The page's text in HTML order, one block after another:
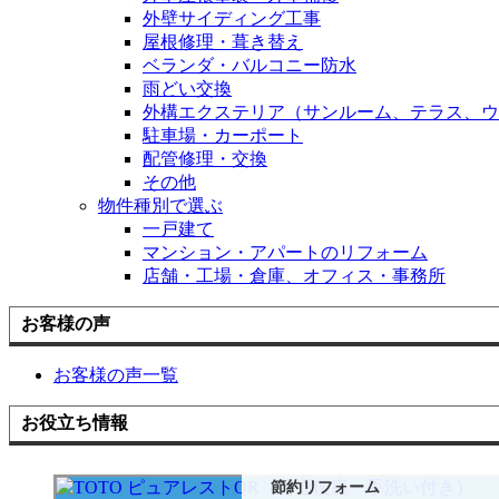
外壁サイディング工事
屋根修理・葺き替え
ベランダ・バルコニー防水
雨どい交換
外構エクステリア（サンルーム、テラス、ウ
駐車場・カーポート
配管修理・交換
その他
物件種別で選ぶ
一戸建て
マンション・アパートのリフォーム
店舗・工場・倉庫、オフィス・事務所
お客様の声
お客様の声一覧
お役立ち情報
節約リフォーム